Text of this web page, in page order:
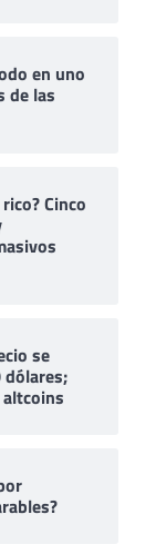
en uno
de las
Cinco
se
dólares;